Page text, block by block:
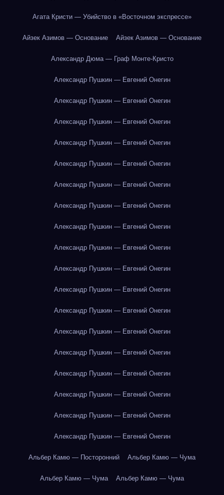
Агата Кристи — Убийство в «Восточном экспрессе»
Айзек Азимов — Основание Айзек Азимов — Основание
Александр Дюма — Граф Монте-Кристо
Александр Пушкин — Евгений Онегин
Александр Пушкин — Евгений Онегин
Александр Пушкин — Евгений Онегин
Александр Пушкин — Евгений Онегин
Александр Пушкин — Евгений Онегин
Александр Пушкин — Евгений Онегин
Александр Пушкин — Евгений Онегин
Александр Пушкин — Евгений Онегин
Александр Пушкин — Евгений Онегин
Александр Пушкин — Евгений Онегин
Александр Пушкин — Евгений Онегин
Александр Пушкин — Евгений Онегин
Александр Пушкин — Евгений Онегин
Александр Пушкин — Евгений Онегин
Александр Пушкин — Евгений Онегин
Александр Пушкин — Евгений Онегин
Александр Пушкин — Евгений Онегин
Александр Пушкин — Евгений Онегин
Альбер Камю — Посторонний Альбер Камю — Чума
Альбер Камю — Чума Альбер Камю — Чума